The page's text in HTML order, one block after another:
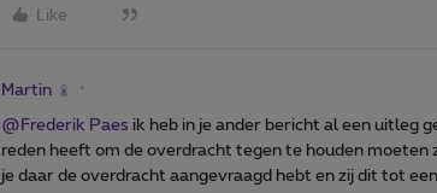
Like
Martin
@Frederik Paes ik heb in je ander bericht al een uitleg
reden heeft om de overdracht tegen te houden moeten
je daar de overdracht aangevraagd hebt en zij dit tot